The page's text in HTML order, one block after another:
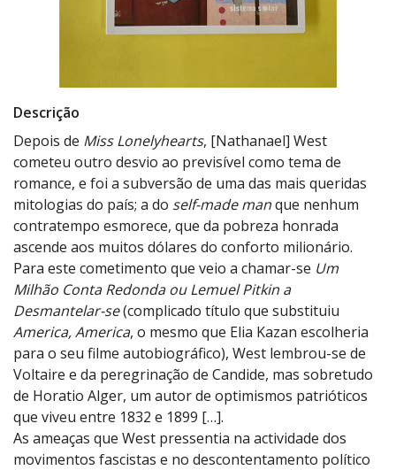
Descrição
Depois de Miss Lonelyhearts, [Nathanael] West
cometeu outro desvio ao previsível como tema de
romance, e foi a subversão de uma das mais queridas
mitologias do país; a do self-made manque nenhum
contratempo esmorece, que da pobreza honrada
ascende aos muitos dólares do conforto milionário.
Para este cometimento que veio a chamar-se Um
Milhão Conta Redonda ou Lemuel Pitkin a
Desmantelar-se(complicado título que substituiu
America, America, o mesmo que Elia Kazan escolheria
para o seu filme autobiográfico), West lembrou-se de
Voltaire e da peregrinação de Candide, mas sobretudo
de Horatio Alger, um autor de optimismos patrióticos
que viveu entre 1832 e 1899 […].
As ameaças que West pressentia na actividade dos
movimentos fascistas e no descontentamento político